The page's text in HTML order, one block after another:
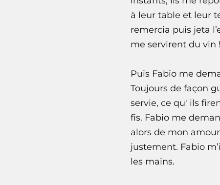
à leur table et leur
remercia puis jeta
me servirent du vin !
Puis Fabio me
Toujours de façon
servie, ce qu' ils
fis. Fabio me
alors de mon
justement. Fabio
les mains.